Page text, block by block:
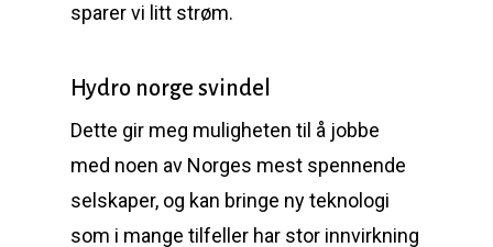
sparer vi litt strøm.
Hydro norge svindel
Dette gir meg muligheten til å jobbe
med noen av Norges mest spennende
selskaper, og kan bringe ny teknologi
som i mange tilfeller har stor innvirkning